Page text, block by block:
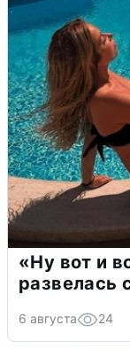
«Ну вот и
6 августа 24